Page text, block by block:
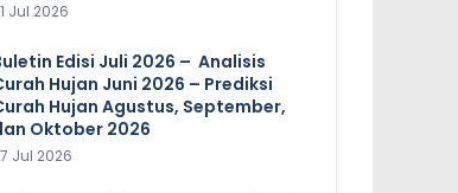
Jul 2026
Edisi Juli 2026 – Analisis
Hujan Juni 2026 – Prediksi
Hujan Agustus, September,
Oktober 2026
Jul 2026